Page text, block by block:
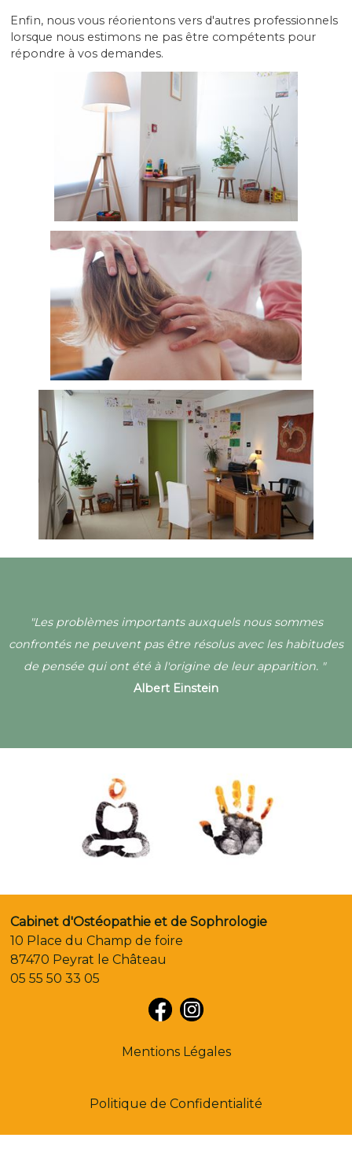
Enfin, nous vous réorientons vers d'autres professionnels
lorsque nous estimons ne pas être compétents pour
répondre à vos demandes.
"Les problèmes importants auxquels nous sommes
confrontés ne peuvent pas être résolus avec les habitudes
de pensée qui ont été à l'origine de leur apparition. "
Albert Einstein
Cabinet d'Ostéopathie et de Sophrologie
10 Place du Champ de foire
87470 Peyrat le Château
05 55 50 33 05
Mentions Légales
Politique de Confidentialité